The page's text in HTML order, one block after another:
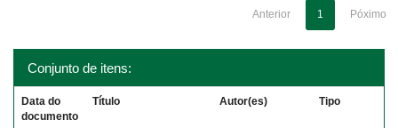
Anterior 1 Póximo
Conjunto de itens:
Data do
documento
Título Autor(es) Tipo